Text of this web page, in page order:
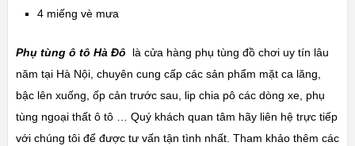
4 miếng vè mưa
Phụ tùng ô tô Hà Đô
là cửa hàng phụ tùng đồ chơi uy tín lâu
năm tại Hà Nội, chuyên cung cấp các sản phẩm mặt ca lăng,
bậc lên xuống, ốp cản trước sau, lip chia pô các dòng xe, phụ
tùng ngoại thất ô tô … Quý khách quan tâm hãy liên hệ trực tiếp
với chúng tôi để được tư vấn tận tình nhất. Tham khảo thêm các